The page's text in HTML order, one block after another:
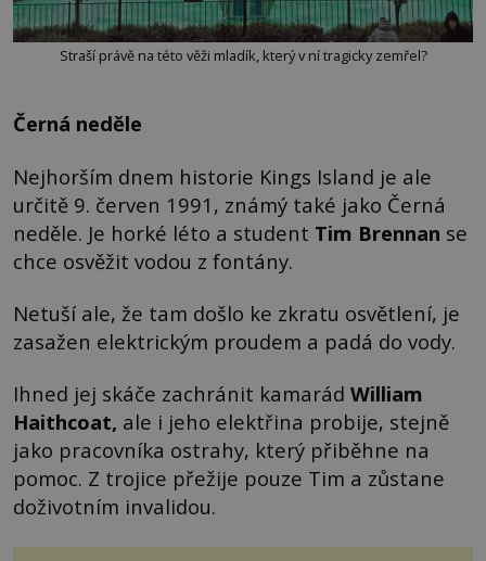
Straší právě na této věži mladík, který v ní tragicky zemřel?
Černá neděle
Nejhorším dnem historie Kings Island je ale
určitě 9. červen 1991, známý také jako Černá
neděle. Je horké léto a student Tim Brennan se
chce osvěžit vodou z fontány.
Netuší ale, že tam došlo ke zkratu osvětlení, je
zasažen elektrickým proudem a padá do vody.
Ihned jej skáče zachránit kamarád William
Haithcoat, ale i jeho elektřina probije, stejně
jako pracovníka ostrahy, který přiběhne na
pomoc. Z trojice přežije pouze Tim a zůstane
doživotním invalidou.